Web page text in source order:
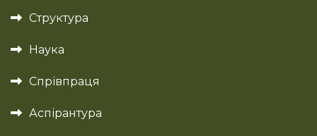
Структура
Наука
Спрівпраця
Аспірантура